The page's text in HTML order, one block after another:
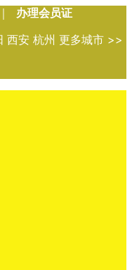
办理会员证
西安 杭州 更多城市 >>